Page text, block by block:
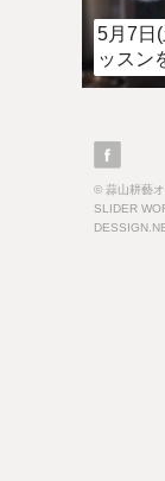
5月7日
ッスン
© 蒜山耕藝
SLIDER